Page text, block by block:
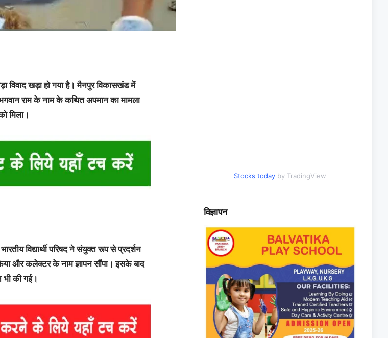
विवाद खड़ा हो गया है। मैनपुर विकासखंड में
भगवान राम के नाम के कथित अपमान का मामला
मिला।
विद्यार्थी परिषद ने संयुक्त रूप से प्रदर्शन
और कलेक्टर के नाम ज्ञापन सौंपा। इसके बाद
भी की गई।
Stocks today by TradingView
विज्ञापन